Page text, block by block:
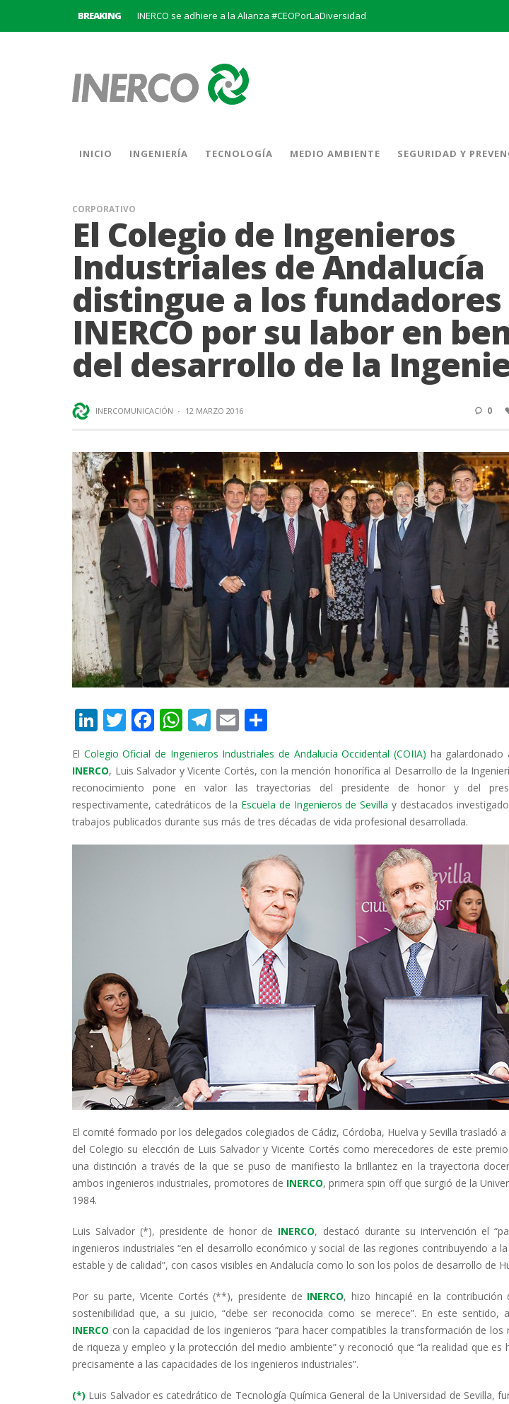
BREAKING INERCO se adhiere a la Alianza #CEOPorLaDiversidad
Abierto el plazo de solicitudes para el Premio al Mejor Trabajo de la Cátedra INERCO
Convocatoria al XIX Premio al Mejor Trabajo de la Cátedra INERCO 2025-2026
INICIO INGENIERÍA TECNOLOGÍA MEDIO AMBIENTE SEGURIDAD Y
CORPORATIVO
El Colegio de Ingenieros
Industriales de Andalucía
distingue a los fundadores
INERCO por su labor en
del desarrollo de la
INERCOMUNICACIÓN · 12 MARZO 2016 0
Li
n
k
e
dI
n
T
w
itt
er
F
ac
e
b
o
o
W
at
s
A
p
T
el
e
gr
a
m
E
m
ai
l
m
p
ar
ti
r
El Colegio Oficial de Ingenieros Industriales de Andalucía Occidental (COIIA) ha galardonado
INERCO, Luis Salvador y Vicente Cortés, con la mención honorífica al Desarrollo de la
reconocimiento pone en valor las trayectorias del presidente de honor y del
respectivamente, catedráticos de la Escuela de Ingenieros de Sevilla y destacados
trabajos publicados durante sus más de tres décadas de vida profesional desarrollada.
El comité formado por los delegados colegiados de Cádiz, Córdoba, Huelva y Sevilla trasladó a
del Colegio su elección de Luis Salvador y Vicente Cortés como merecedores de este
una distinción a través de la que se puso de manifiesto la brillantez en la trayectoria
ambos ingenieros industriales, promotores de INERCO, primera spin off que surgió de la
1984.
Luis Salvador (*), presidente de honor de INERCO, destacó durante su intervención el
ingenieros industriales “en el desarrollo económico y social de las regiones contribuyendo a
estable y de calidad”, con casos visibles en Andalucía como lo son los polos de desarrollo de
Por su parte, Vicente Cortés (**), presidente de INERCO, hizo hincapié en la contribución
sostenibilidad que, a su juicio, “debe ser reconocida como se merece”. En este sentido,
INERCO con la capacidad de los ingenieros “para hacer compatibles la transformación de los
de riqueza y empleo y la protección del medio ambiente” y reconoció que “la realidad que es
precisamente a las capacidades de los ingenieros industriales”.
(*) Luis Salvador es catedrático de Tecnología Química General de la Universidad de Sevilla,